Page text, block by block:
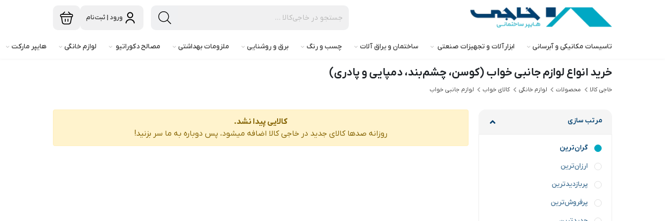
ورود | ثبت‌نام
تاسیسات مکانیکی و آبرسانی ابزارآلات و تجهیزات صنعتی ساختمان و یراق آلات چسب و رنگ برق و روشنایی ملزومات بهداشتی مصالح دکوراتیو لوازم خانگی هایپر مارکت
خرید انواع لوازم جانبی خواب (کوسن، چشم‌بند، دمپایی و پادری)
خاجی‌ کالا محصولات لوازم خانگی کالای خواب لوازم جانبی خواب
مرتب سازی
گران‌ترین
ارزان‌ترین
پربازدیدترین
پرفروش‌ترین
کالایی پیدا نشد.
روزانه صدها کالای جدید در خاجی‌ کالا اضافه میشود، پس دوباره به ما سر بزنید!